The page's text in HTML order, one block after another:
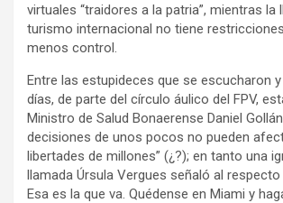
virtuales “traidores a la patria”, mientras la
turismo internacional no tiene
menos control.
Entre las estupideces que se escucharon
días, de parte del círculo áulico del FPV,
Ministro de Salud Bonaerense Daniel
decisiones de unos pocos no pueden
libertades de millones” (¿?); en tanto una
llamada Úrsula Vergues señaló al respecto
Esa es la que va. Quédense en Miami y